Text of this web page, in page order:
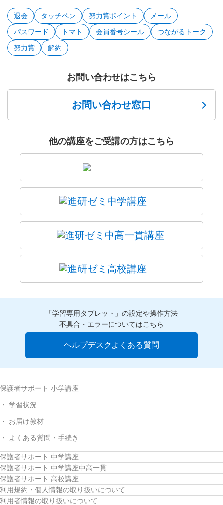
退会 タッチペン 努力賞ポイント
メール
パスワード
トマト 会員番号シール
つながるトーク
努力賞
解約
お問い合わせはこちら
お問い合わせ窓口
他の講座をご受講の方はこちら
「学習専用タブレット」の設定や操作方法
不具合・エラーについてはこちら
ヘルプデスクよくある質問
保護者サポート 小学講座
学習状況
お届け教材
よくある質問・手続き
保護者サポート 中学講座
保護者サポート 中学講座中高一貫
保護者サポート 高校講座
利用規約・個人情報の取り扱いについて
利用者情報の取り扱いについて